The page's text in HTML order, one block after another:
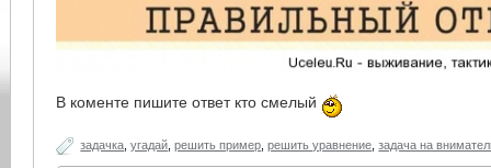
В коменте пишите ответ кто смелый
задачка ,угадай ,решить пример ,решить уравнение ,задача на